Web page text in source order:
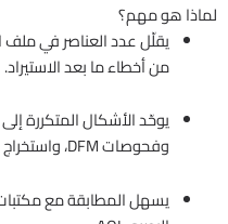
لماذا هو مهم؟
يقلّل عدد العناصر في ملف
من أخطاء ما بعد الاستيراد.
يوحّد الأشكال المتكررة
وفحوصات DFM، واستخراج الشبكات أكثر استقراراً.
يسهل المطابقة مع